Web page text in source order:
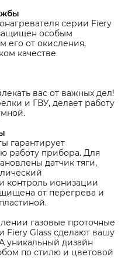
серии Fiery
особым
его от окисления,
качестве
вас от важных дел!
и ГВУ, делает работу
гарантирует
работу прибора. Для
датчик тяги,
контроль ионизации
от перегрева и
газовые проточные
Fiery Glass сделают вашу
уникальный дизайн
по стилю и цветовой